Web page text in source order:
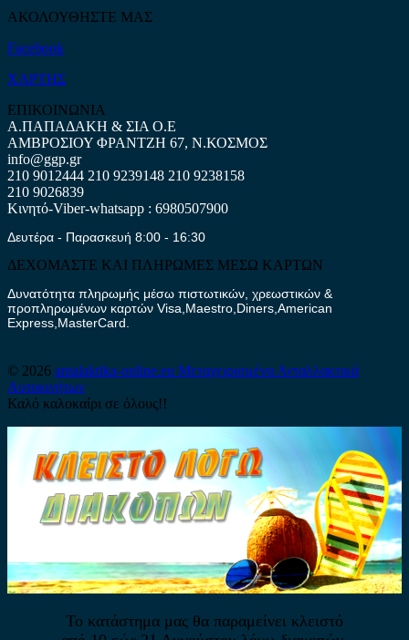
ΑΚΟΛΟΥΘΗΣΤΕ ΜΑΣ
Facebook
ΧΑΡΤΗΣ
ΕΠΙΚΟΙΝΩΝΙΑ
Α.ΠΑΠΑΔΑΚΗ & ΣΙΑ Ο.Ε
ΑΜΒΡΟΣΙΟΥ ΦΡΑΝΤΖΗ 67, Ν.ΚΟΣΜΟΣ
info@ggp.gr
210 9012444 210 9239148 210 9238158
210 9026839
Κινητό-Viber-whatsapp : 6980507900
Δευτέρα - Παρασκευή 8:00 - 16:30
ΔΕΧΟΜΑΣΤΕ ΚΑΙ ΠΛΗΡΩΜΕΣ ΜΕΣΩ ΚΑΡΤΩΝ
Δυνατότητα πληρωμής μέσω πιστωτικών, χρεωστικών &
προπληρωμένων καρτών Visa,Maestro,Diners,American
Express,MasterCard.
© 2026 antalaktika-online.eu Μεταχειρισμένα Ανταλλακτικά
Αυτοκινήτων
Καλό καλοκαίρι σε όλους!!
Το κατάστημα μας θα παραμείνει κλειστό